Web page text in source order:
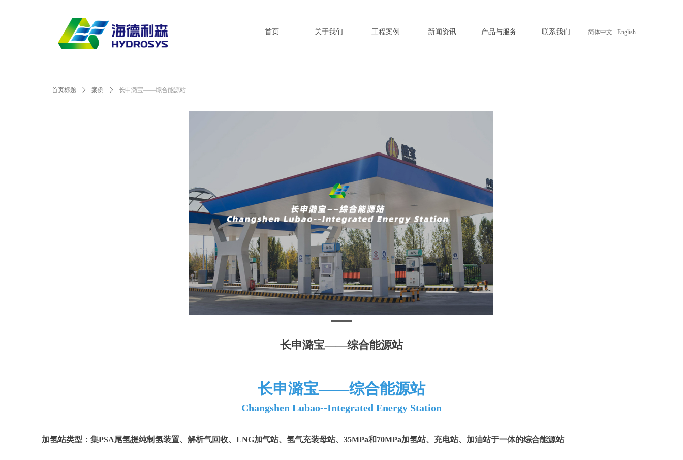
首页 关于我们 工程案例 新闻资讯 产品与服务 联系我们 简体中文 English
首页标题 ꄲ 案例 ꄲ 长申潞宝——综合能源站
长申潞宝——综合能源站
长申潞宝——综合能源站
Changshen Lubao--Integrated Energy Station
加氢站类型：集PSA尾氢提纯制氢装置、解析气回收、LNG加气站、氢气充装母站、35MPa和70MPa加氢站、充电站、加油站于一体的综合能源站